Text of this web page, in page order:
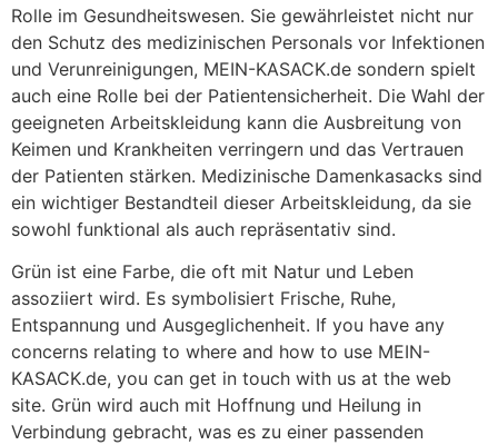
Rolle im Gesundheitswesen. Sie gewährleistet nicht nur
den Schutz des medizinischen Personals vor Infektionen
und Verunreinigungen, MEIN-KASACK.de sondern spielt
auch eine Rolle bei der Patientensicherheit. Die Wahl der
geeigneten Arbeitskleidung kann die Ausbreitung von
Keimen und Krankheiten verringern und das Vertrauen
der Patienten stärken. Medizinische Damenkasacks sind
ein wichtiger Bestandteil dieser Arbeitskleidung, da sie
sowohl funktional als auch repräsentativ sind.
Grün ist eine Farbe, die oft mit Natur und Leben
assoziiert wird. Es symbolisiert Frische, Ruhe,
Entspannung und Ausgeglichenheit. If you have any
concerns relating to where and how to use MEIN-
KASACK.de, you can get in touch with us at the web
site. Grün wird auch mit Hoffnung und Heilung in
Verbindung gebracht, was es zu einer passenden